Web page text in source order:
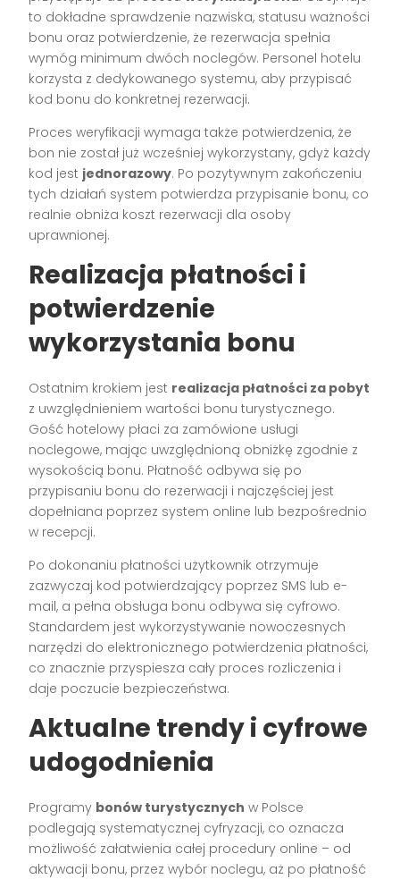
to dokładne sprawdzenie nazwiska, statusu ważności
bonu oraz potwierdzenie, że rezerwacja spełnia
wymóg minimum dwóch noclegów. Personel hotelu
korzysta z dedykowanego systemu, aby przypisać
kod bonu do konkretnej rezerwacji.
Proces weryfikacji wymaga także potwierdzenia, że
bon nie został już wcześniej wykorzystany, gdyż każdy
kod jest jednorazowy. Po pozytywnym zakończeniu
tych działań system potwierdza przypisanie bonu, co
realnie obniża koszt rezerwacji dla osoby
uprawnionej.
Realizacja płatności i
potwierdzenie
wykorzystania bonu
Ostatnim krokiem jest realizacja płatności za pobyt
z uwzględnieniem wartości bonu turystycznego.
Gość hotelowy płaci za zamówione usługi
noclegowe, mając uwzględnioną obniżkę zgodnie z
wysokością bonu. Płatność odbywa się po
przypisaniu bonu do rezerwacji i najczęściej jest
dopełniana poprzez system online lub bezpośrednio
w recepcji.
Po dokonaniu płatności użytkownik otrzymuje
zazwyczaj kod potwierdzający poprzez SMS lub e-
mail, a pełna obsługa bonu odbywa się cyfrowo.
Standardem jest wykorzystywanie nowoczesnych
narzędzi do elektronicznego potwierdzenia płatności,
co znacznie przyspiesza cały proces rozliczenia i
daje poczucie bezpieczeństwa.
Aktualne trendy i cyfrowe
udogodnienia
Programy bonów turystycznych w Polsce
podlegają systematycznej cyfryzacji, co oznacza
możliwość załatwienia całej procedury online – od
aktywacji bonu, przez wybór noclegu, aż po płatność